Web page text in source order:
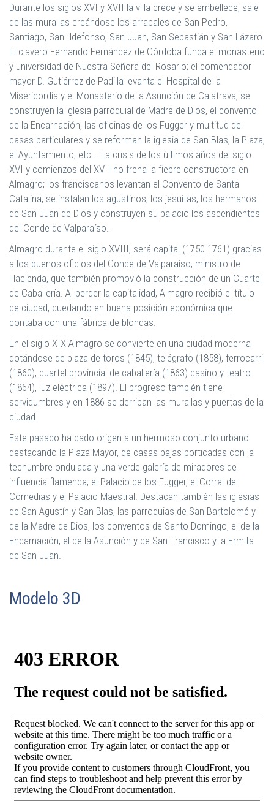
Durante los siglos XVI y XVII la villa crece y se embellece, sale
de las murallas creándose los arrabales de San Pedro,
Santiago, San Ildefonso, San Juan, San Sebastián y San Lázaro.
El clavero Fernando Fernández de Córdoba funda el monasterio
y universidad de Nuestra Señora del Rosario; el comendador
mayor D. Gutiérrez de Padilla levanta el Hospital de la
Misericordia y el Monasterio de la Asunción de Calatrava; se
construyen la iglesia parroquial de Madre de Dios, el convento
de la Encarnación, las oficinas de los Fugger y multitud de
casas particulares y se reforman la iglesia de San Blas, la Plaza,
el Ayuntamiento, etc... La crisis de los últimos años del siglo
XVI y comienzos del XVII no frena la fiebre constructora en
Almagro; los franciscanos levantan el Convento de Santa
Catalina, se instalan los agustinos, los jesuitas, los hermanos
de San Juan de Dios y construyen su palacio los ascendientes
del Conde de Valparaíso.
Almagro durante el siglo XVIII, será capital (1750-1761) gracias
a los buenos oficios del Conde de Valparaíso, ministro de
Hacienda, que también promovió la construcción de un Cuartel
de Caballería. Al perder la capitalidad, Almagro recibió el título
de ciudad, quedando en buena posición económica que
contaba con una fábrica de blondas.
En el siglo XIX Almagro se convierte en una ciudad moderna
dotándose de plaza de toros (1845), telégrafo (1858), ferrocarril
(1860), cuartel provincial de caballería (1863) casino y teatro
(1864), luz eléctrica (1897). El progreso también tiene
servidumbres y en 1886 se derriban las murallas y puertas de la
ciudad.
Este pasado ha dado origen a un hermoso conjunto urbano
destacando la Plaza Mayor, de casas bajas porticadas con la
techumbre ondulada y una verde galería de miradores de
influencia flamenca; el Palacio de los Fugger, el Corral de
Comedias y el Palacio Maestral. Destacan también las iglesias
de San Agustín y San Blas, las parroquias de San Bartolomé y
de la Madre de Dios, los conventos de Santo Domingo, el de la
Encarnación, el de la Asunción y de San Francisco y la Ermita
de San Juan.
Modelo 3D